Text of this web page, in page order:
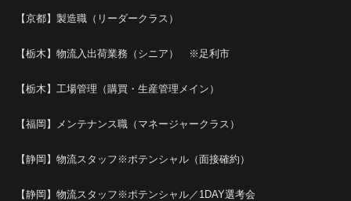
【京都】製造職（リーダークラス）
【栃木】物流入出荷業務（シニア） ※足利市
【栃木】工場管理（購買・生産管理メイン）
【福岡】メンテナンス職（マネージャークラス）
【静岡】物流スタッフ※ポテンシャル（面接確約）
【静岡】物流スタッフ※ポテンシャル／1DAY選考会